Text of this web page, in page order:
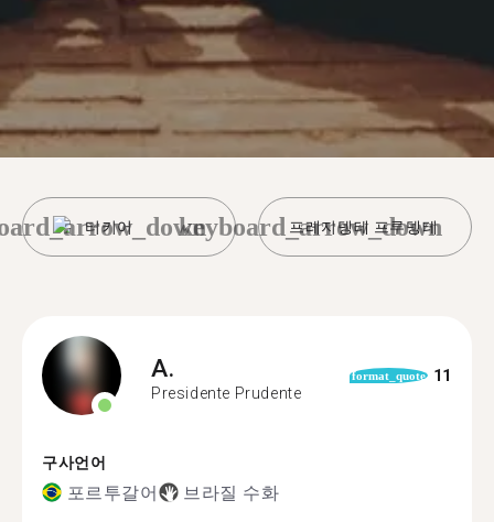
터키어 프레지뎅테 프루뎅테
keyboard_arrow_down
A.
Presidente Prudente
format_quote 11
구사언어
포르투갈어 브라질 수화